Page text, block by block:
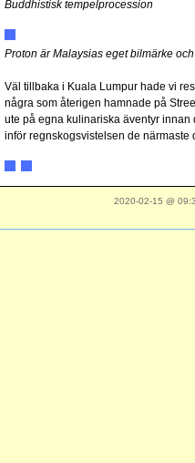
Buddhistisk tempelprocession
Proton är Malaysias eget bilmärke
Väl tillbaka i Kuala Lumpur hade vi
några som återigen hamnade på
ute på egna kulinariska äventyr
inför regnskogsvistelsen de närmaste
2020-02-15 @